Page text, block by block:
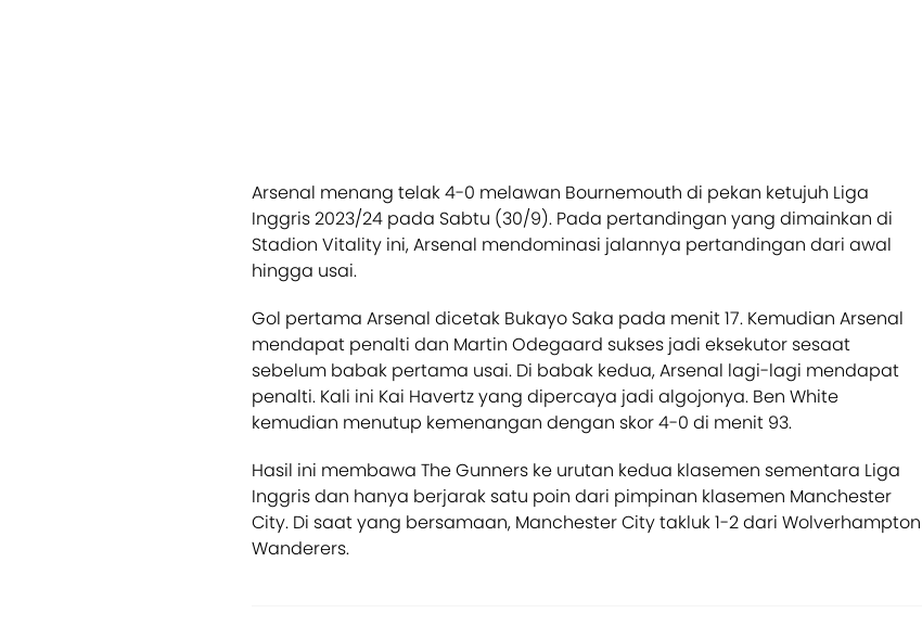
Arsenal menang telak 4-0 melawan Bournemouth di pekan ketujuh Liga
Inggris 2023/24 pada Sabtu (30/9). Pada pertandingan yang dimainkan di
Stadion Vitality ini, Arsenal mendominasi jalannya pertandingan dari awal
hingga usai.
Gol pertama Arsenal dicetak Bukayo Saka pada menit 17. Kemudian Arsenal
mendapat penalti dan Martin Odegaard sukses jadi eksekutor sesaat
sebelum babak pertama usai. Di babak kedua, Arsenal lagi-lagi mendapat
penalti. Kali ini Kai Havertz yang dipercaya jadi algojonya. Ben White
kemudian menutup kemenangan dengan skor 4-0 di menit 93.
Hasil ini membawa The Gunners ke urutan kedua klasemen sementara Liga
Inggris dan hanya berjarak satu poin dari pimpinan klasemen Manchester
City. Di saat yang bersamaan, Manchester City takluk 1-2 dari Wolverhampton
Wanderers.